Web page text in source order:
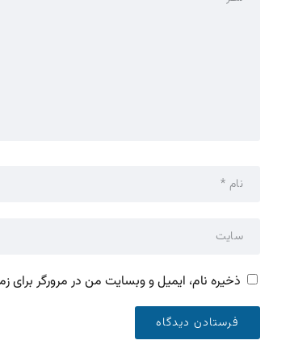
ذخیره نام، ایمیل و وبسایت من در مرورگر برای